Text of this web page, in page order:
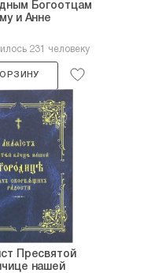
Богоотцам
и Анне
231 человеку
Пресвятой
нашей